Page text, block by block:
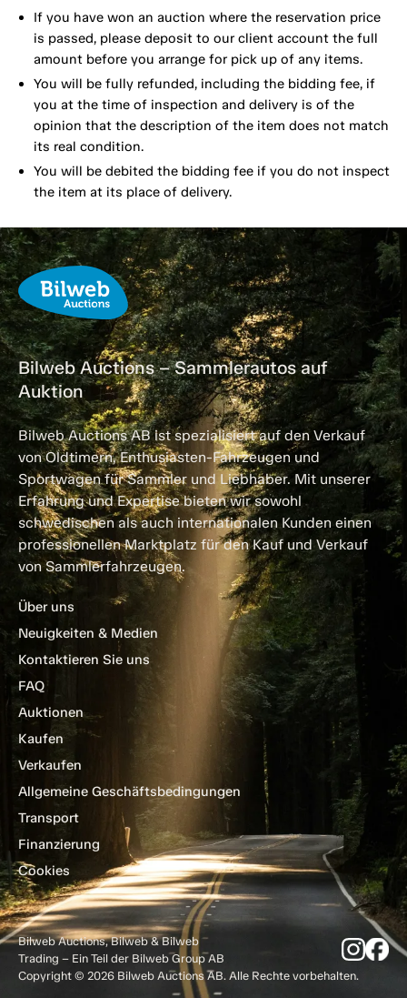
If you have won an auction where the reservation price
is passed, please deposit to our client account the full
amount before you arrange for pick up of any items.
You will be fully refunded, including the bidding fee, if
you at the time of inspection and delivery is of the
opinion that the description of the item does not match
its real condition.
You will be debited the bidding fee if you do not inspect
the item at its place of delivery.
Bilweb Auctions – Sammlerautos auf
Auktion
Bilweb Auctions AB ist spezialisiert auf den Verkauf
von Oldtimern, Enthusiasten-Fahrzeugen und
Sportwagen für Sammler und Liebhaber. Mit unserer
Erfahrung und Expertise bieten wir sowohl
schwedischen als auch internationalen Kunden einen
professionellen Marktplatz für den Kauf und Verkauf
von Sammlerfahrzeugen.
Über uns
Neuigkeiten & Medien
Kontaktieren Sie uns
FAQ
Auktionen
Kaufen
Verkaufen
Allgemeine Geschäftsbedingungen
Transport
Finanzierung
Cookies
Bilweb Auctions, Bilweb & Bilweb
Trading – Ein Teil der Bilweb Group AB
Copyright © 2026 Bilweb Auctions AB. Alle Rechte vorbehalten.